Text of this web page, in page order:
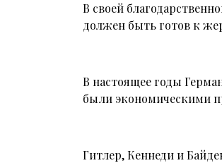
В своей
должен быть готов к
В настоящее годы
были экономическими
Гитлер, Кеннеди и